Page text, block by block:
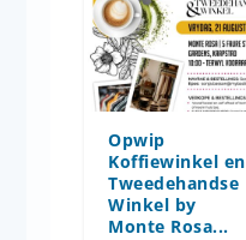
Opwip
Koffiewinkel en
Tweedehandse
Winkel by
Monte Rosa...